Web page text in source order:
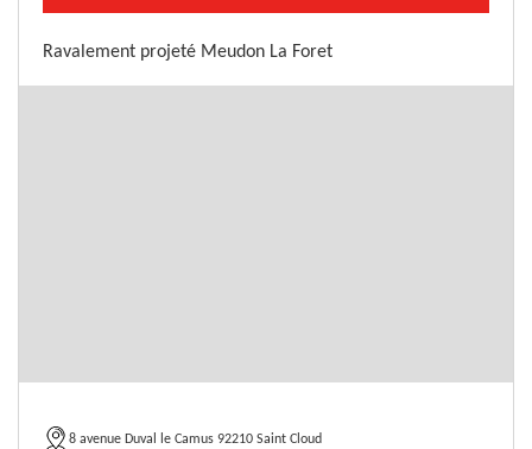
Ravalement projeté Meudon La Foret
8 avenue Duval le Camus 92210 Saint Cloud